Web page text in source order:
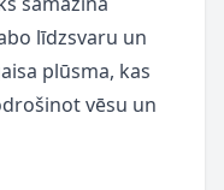
līdzsvaru un
plūsma, kas
vēsu un